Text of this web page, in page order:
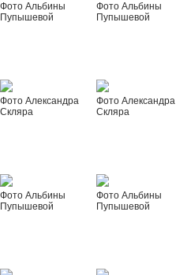
Фото Альбины
Пупышевой
Фото Альбины
Пупышевой
Фото Александра
Скляра
Фото Александра
Скляра
Фото Альбины
Пупышевой
Фото Альбины
Пупышевой